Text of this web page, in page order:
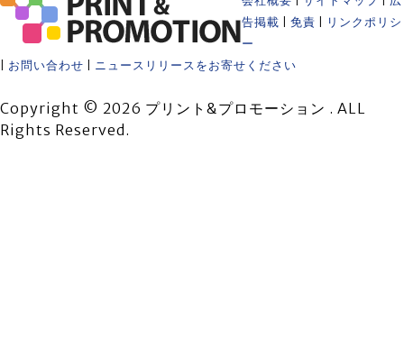
告掲載
免責
リンクポリシ
ー
お問い合わせ ニュースリリースをお寄せください
Copyright © 2026 プリント&プロモーション . ALL
Rights Reserved.